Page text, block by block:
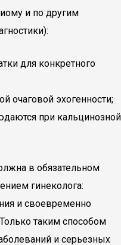
и по другим
для конкретного
очаговой эхогенности;
при кальцинозной
в обязательном
гинеколога:
и своевременно
таким способом
и серьезных